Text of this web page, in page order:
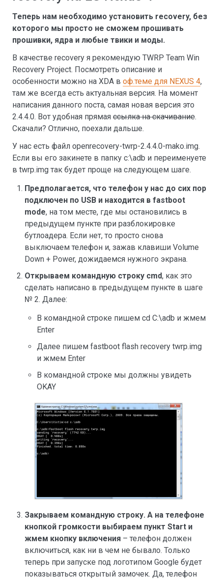
Теперь нам необходимо установить recovery, без
которого мы просто не сможем прошивать
прошивки, ядра и любые твики и моды.
В качестве recovery я рекомендую TWRP Team Win
Recovery Project. Посмотреть описание и
особенности можно на XDA в оф.теме для NEXUS 4,
там же всегда есть актуальная версия. На момент
написания данного поста, самая новая версия это
2.4.4.0. Вот удобная прямая ссылка на скачивание.
Скачали? Отлично, поехали дальше.
У нас есть файл openrecovery-twrp-2.4.4.0-mako.img.
Если вы его закинете в папку c:\adb и переименуете
в twrp.img так будет проще на следующем шаге.
Предполагается, что телефон у нас до сих пор
подключен по USB и находится в fastboot
mode, на том месте, где мы остановились в
предыдущем пункте при разблокировке
бутлоадера. Если нет, то просто снова
выключаем телефон и, зажав клавиши Volume
Down + Power, дожидаемся нужного экрана.
Открываем командную строку cmd, как это
сделать написано в предыдущем пункте в шаге
№ 2. Далее:
В командной строке пишем cd C:\adb и жмем
Enter
Далее пишем fastboot flash recovery twrp.img
и жмем Enter
В командной строке мы должны увидеть
OKAY
Закрываем командную строку. А на телефоне
кнопкой громкости выбираем пункт Start и
жмем кнопку включения – телефон должен
включиться, как ни в чем не бывало. Только
теперь при запуске под логотипом Google будет
показываться открытый замочек. Да, телефон